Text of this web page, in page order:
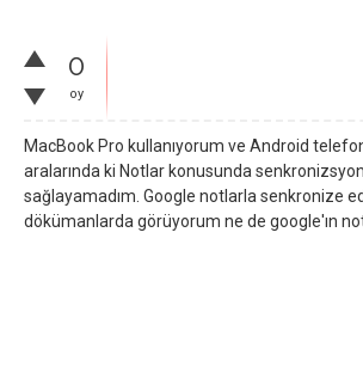
0
oy
MacBook Pro kullanıyorum ve Android
aralarında ki Notlar konusunda
sağlayamadım. Google notlarla senkronize
dökümanlarda görüyorum ne de google'ın